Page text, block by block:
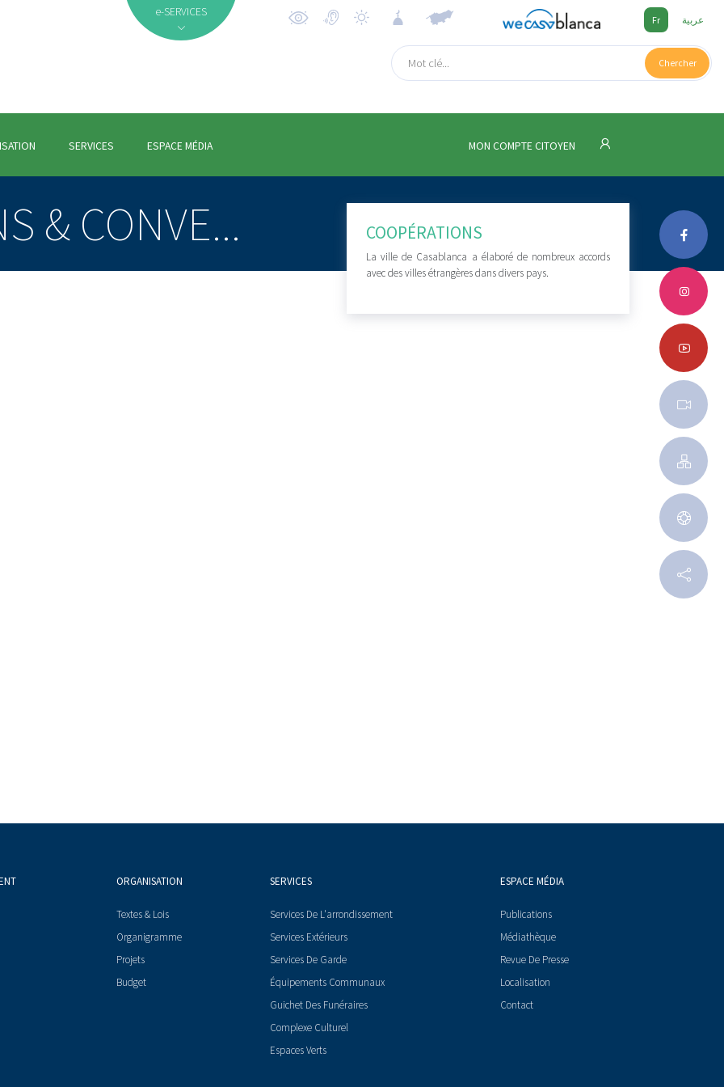
e-SERVICES
Fr عربية
Chercher
SERVICES ESPACE MÉDIA MON COMPTE CITOYEN
& CONVE... COOPÉRATIONS
La ville de Casablanca a élaboré de nombreux accords
avec des villes étrangères dans divers pays.
ORGANISATION
Textes & Lois
Organigramme
Projets
Budget
SERVICES
Services De L'arrondissement
Services Extérieurs
Services De Garde
Équipements Communaux
Guichet Des Funéraires
Complexe Culturel
Espaces Verts
ESPACE MÉDIA
Publications
Médiathèque
Revue De Presse
Localisation
Contact